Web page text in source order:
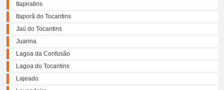
Itapiratins
Itaporã do Tocantins
Jaú do Tocantins
Juarina
Lagoa da Confusão
Lagoa do Tocantins
Lajeado